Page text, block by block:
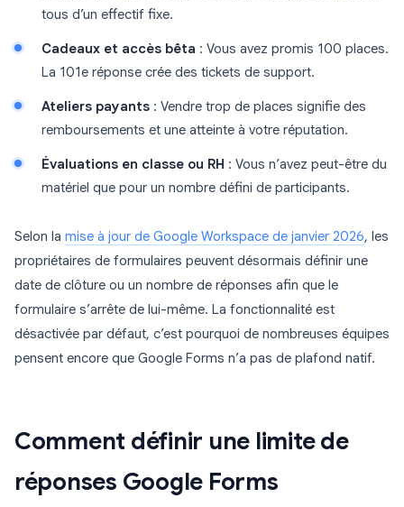
tous d’un effectif fixe.
Cadeaux et accès bêta : Vous avez promis 100 places.
La 101e réponse crée des tickets de support.
Ateliers payants : Vendre trop de places signifie des
remboursements et une atteinte à votre réputation.
Évaluations en classe ou RH : Vous n’avez peut-être du
matériel que pour un nombre défini de participants.
Selon la mise à jour de Google Workspace de janvier 2026, les
propriétaires de formulaires peuvent désormais définir une
date de clôture ou un nombre de réponses afin que le
formulaire s’arrête de lui-même. La fonctionnalité est
désactivée par défaut, c’est pourquoi de nombreuses équipes
pensent encore que Google Forms n’a pas de plafond natif.
Comment définir une limite de
réponses Google Forms